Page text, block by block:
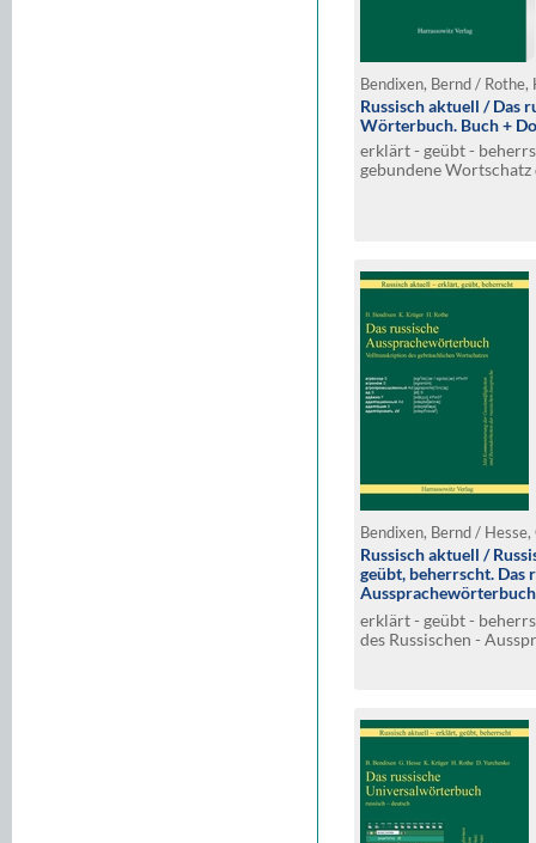
Bendixen, Bernd /
Russisch aktuell / Das
Wörterbuch. Buch +
erklärt - geübt -
gebundene Wortschatz
Russisch aktuell /
geübt, beherrscht. Das
Download-
erklärt - geübt -
des Russischen -